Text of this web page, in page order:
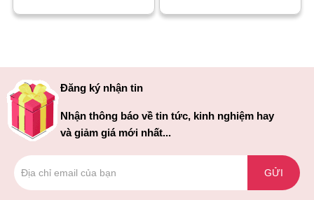
Đăng ký nhận tin
Nhận thông báo về tin tức, kinh nghiệm hay
và giảm giá mới nhất...
GỬI